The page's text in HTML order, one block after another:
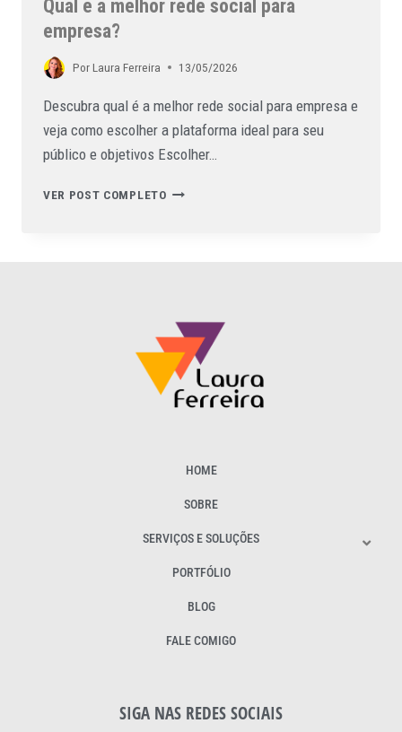
Qual é a melhor rede social para
empresa?
PorLaura Ferreira 13/05/2026
Descubra qual é a melhor rede social para empresa e
veja como escolher a plataforma ideal para seu
público e objetivos Escolher…
VER POST COMPLETO
HOME
SOBRE
SERVIÇOS E SOLUÇÕES
PORTFÓLIO
BLOG
FALE COMIGO
SIGA NAS REDES SOCIAIS